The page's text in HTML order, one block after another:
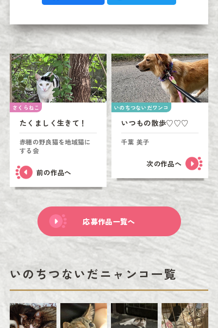
さくらねこ
たくましく生きて！
赤穂の野良猫を地域猫に
する会
前の作品へ
いのちつないだワンコ
いつもの散歩♡♡♡
千葉 美子
次の作品へ
応募作品一覧へ
いのちつないだニャンコ一覧